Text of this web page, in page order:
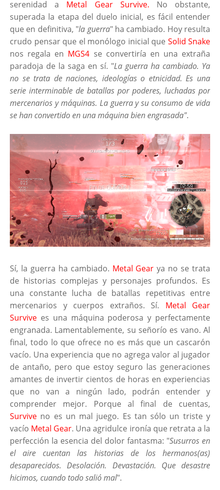
serenidad a Metal Gear Survive. No obstante,
superada la etapa del duelo inicial, es fácil entender
que en definitiva, "la guerra" ha cambiado. Hoy resulta
crudo pensar que el monólogo inicial que Solid Snake
nos regala en MGS4 se convertiría en una extraña
paradoja de la saga en sí. "La guerra ha cambiado. Ya
no se trata de naciones, ideologías o etnicidad. Es una
serie interminable de batallas por poderes, luchadas por
mercenarios y máquinas. La guerra y su consumo de vida
se han convertido en una máquina bien engrasada".
Sí, la guerra ha cambiado. Metal Gear ya no se trata
de historias complejas y personajes profundos. Es
una constante lucha de batallas repetitivas entre
mercenarios y cuerpos extraños. Sí. Metal Gear
Survive es una máquina poderosa y perfectamente
engranada. Lamentablemente, su señorío es vano. Al
final, todo lo que ofrece no es más que un cascarón
vacío. Una experiencia que no agrega valor al jugador
de antaño, pero que estoy seguro las generaciones
amantes de invertir cientos de horas en experiencias
que no van a ningún lado, podrán entender y
comprender mejor. Porque al final de cuentas,
Survive no es un mal juego. Es tan sólo un triste y
vacío Metal Gear. Una agridulce ironía que retrata a la
perfección la esencia del dolor fantasma: "Susurros en
el aire cuentan las historias de los hermanos(as)
desaparecidos. Desolación. Devastación. Que desastre
hicimos, cuando todo salió mal".